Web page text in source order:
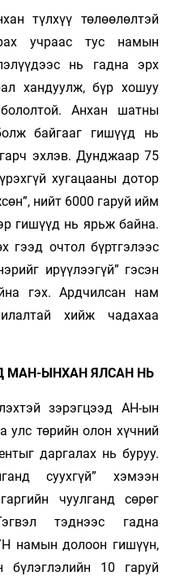
түлхүү төлөөлөлтэй
учраас тус намын
нь гадна эрх
хандуулж, бүр хошуу
Анхан шатны
байгааг гишүүд нь
эхлэв. Дунджаар 75
хугацааны дотор
нийт 6000 гаруй ийм
гишүүд нь ярьж байна.
гээд очтол бүртгэлээс
ирүүлээгүй” гэсэн
гэх. Ардчилсан нам
хийж чадахаа
МАН-ЫНХАН ЯЛСАН НЬ
зэрэгцээд АН-ын
улс төрийн олон хүчний
даргалах нь буруу.
суухгүй” хэмээн
чуулганд сөрөг
тэднээс гадна
намын долоон гишүүн,
10 гаруй